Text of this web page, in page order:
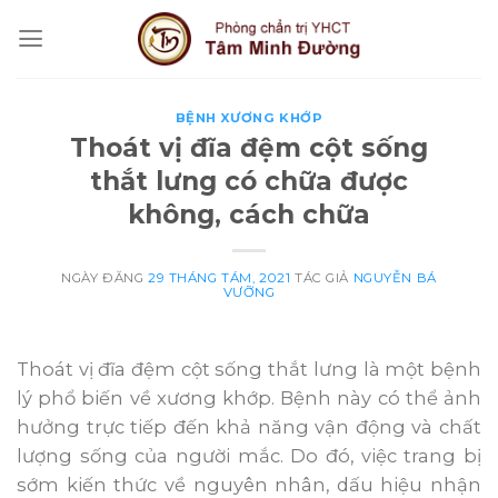
BỆNH XƯƠNG KHỚP
Thoát vị đĩa đệm cột sống
thắt lưng có chữa được
không, cách chữa
NGÀY ĐĂNG 29 THÁNG TÁM, 2021 TÁC GIẢ NGUYỄN BÁ
VƯỠNG
Thoát vị đĩa đệm cột sống thắt lưng là một bệnh
lý phổ biến về xương khớp. Bệnh này có thể ảnh
hưởng trực tiếp đến khả năng vận động và chất
lượng sống của người mắc. Do đó, việc trang bị
sớm kiến thức về nguyên nhân, dấu hiệu nhận